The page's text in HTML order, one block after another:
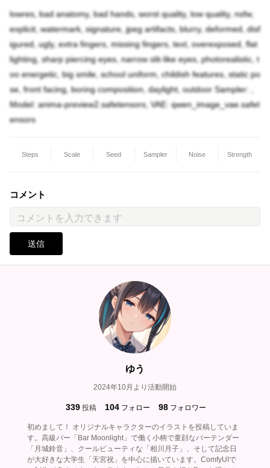
lowres, bad anatomy, bad hands, worst quality, low quality, nsfw,
explicit, watermark, signature, jpeg artifacts, blurry, deformed, disf
igured, ugly, extra fingers, missing fingers, text, overexposed, flat
lighting, sharp piercing eyes, narrow slit-like eyes, photorealistic, t
oo energetic, big smile, school uniform, childish features, static po
se, front facing, boring composition, daylight, outdoor Sampler: ,
Model: anima-preview2.safetensors, VAE: qwen_image_vae.safet
ensors
Steps Scale Seed Sampler Noise Strength
コメント
送信
ゆう
2024年10月より活動開始
339 投稿 104 フォロー 98 フォロワー
初めまして！ オリジナルキャラクターのイラストを投稿していま
す。高級バー「Bar Moonlight」で働く小柄で童顔なバーテンダー
「月城鈴音」、クールビューティな「相川月子」、そして記念日
が大好きな大学生「天宮祝」を中心に描いています。ComfyUIで